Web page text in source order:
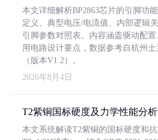
本文详细解析BP2863芯片的引脚功
定义、典型电压/电流值、内部逻辑
引脚参数对照表。内容涵盖驱动配
用电路设计要点，数据参考自杭州
（版本V1.2）。
2026年8月4日
T2紫铜国标硬度及力学性能分析
本文系统解读T2紫铜的国标硬度和